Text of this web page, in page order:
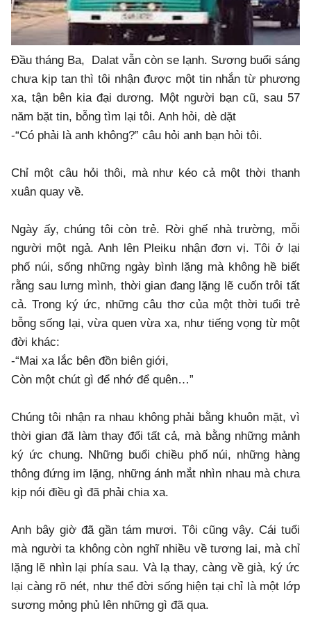
Đầu tháng Ba, Dalat vẫn còn se lạnh. Sương buổi sáng
chưa kịp tan thì tôi nhận được một tin nhắn từ phương
xa, tận bên kia đại dương. Một người bạn cũ, sau 57
năm bặt tin, bỗng tìm lại tôi. Anh hỏi, dè dặt
-“Có phải là anh không?” câu hỏi anh bạn hỏi tôi.
Chỉ một câu hỏi thôi, mà như kéo cả một thời thanh
xuân quay về.
Ngày ấy, chúng tôi còn trẻ. Rời ghế nhà trường, mỗi
người một ngả. Anh lên Pleiku nhận đơn vị. Tôi ở lại
phố núi, sống những ngày bình lặng mà không hề biết
rằng sau lưng mình, thời gian đang lặng lẽ cuốn trôi tất
cả. Trong ký ức, những câu thơ của một thời tuổi trẻ
bỗng sống lại, vừa quen vừa xa, như tiếng vọng từ một
đời khác:
-“Mai xa lắc bên đồn biên giới,
Còn một chút gì để nhớ để quên…”
Chúng tôi nhận ra nhau không phải bằng khuôn mặt, vì
thời gian đã làm thay đổi tất cả, mà bằng những mảnh
ký ức chung. Những buổi chiều phố núi, những hàng
thông đứng im lặng, những ánh mắt nhìn nhau mà chưa
kịp nói điều gì đã phải chia xa.
Anh bây giờ đã gần tám mươi. Tôi cũng vậy. Cái tuổi
mà người ta không còn nghĩ nhiều về tương lai, mà chỉ
lặng lẽ nhìn lại phía sau. Và lạ thay, càng về già, ký ức
lại càng rõ nét, như thể đời sống hiện tại chỉ là một lớp
sương mỏng phủ lên những gì đã qua.